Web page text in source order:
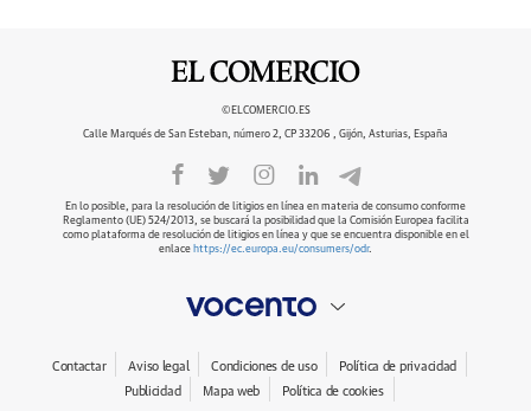
©ELCOMERCIO.ES
Calle Marqués de San Esteban, número 2, CP 33206 , Gijón, Asturias, España
En lo posible, para la resolución de litigios en línea en materia de consumo conforme
Reglamento (UE) 524/2013, se buscará la posibilidad que la Comisión Europea facilita
como plataforma de resolución de litigios en línea y que se encuentra disponible en el
enlace https://ec.europa.eu/consumers/odr.
Contactar Aviso legal Condiciones de uso
Política de privacidad
Publicidad
Mapa web Política de cookies